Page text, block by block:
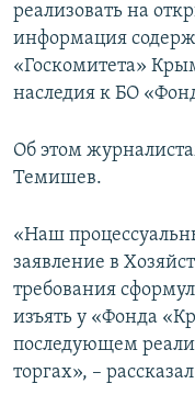
реализовать на
информация
«Госкомитета»
наследия к БО
Об этом
Темишев.
«Наш
заявление в
требования
изъять у «Фонда
последующем
торгах», –